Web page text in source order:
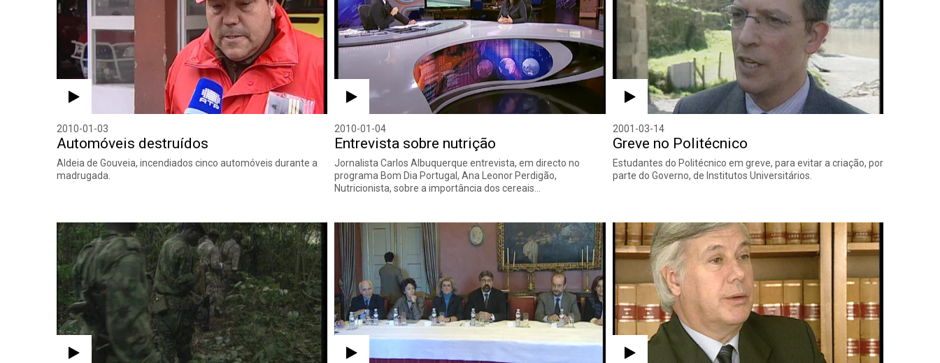
2010-01-03
Automóveis destruídos
Aldeia de Gouveia, incendiados cinco automóveis durante a
madrugada.
2010-01-04
Entrevista sobre nutrição
Jornalista Carlos Albuquerque entrevista, em directo no
programa Bom Dia Portugal, Ana Leonor Perdigão,
Nutricionista, sobre a importância dos cereais…
2001-03-14
Greve no Politécnico
Estudantes do Politécnico em greve, para evitar a criação, por
parte do Governo, de Institutos Universitários.